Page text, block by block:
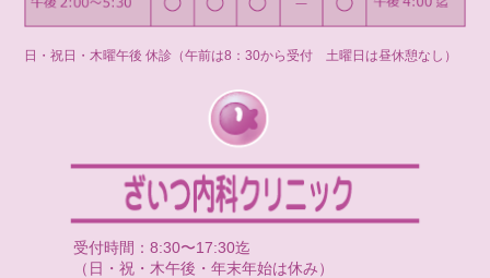
日・祝日・木曜午後 休診（午前は8：30から受付 土曜日は昼休憩なし）
受付時間：8:30〜17:30迄
（日・祝・木午後・年末年始は休み）